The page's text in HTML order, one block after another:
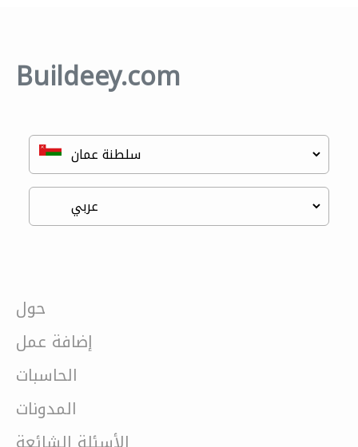
Buildeey.com
حول
إضافة عمل
الحاسبات
المدونات